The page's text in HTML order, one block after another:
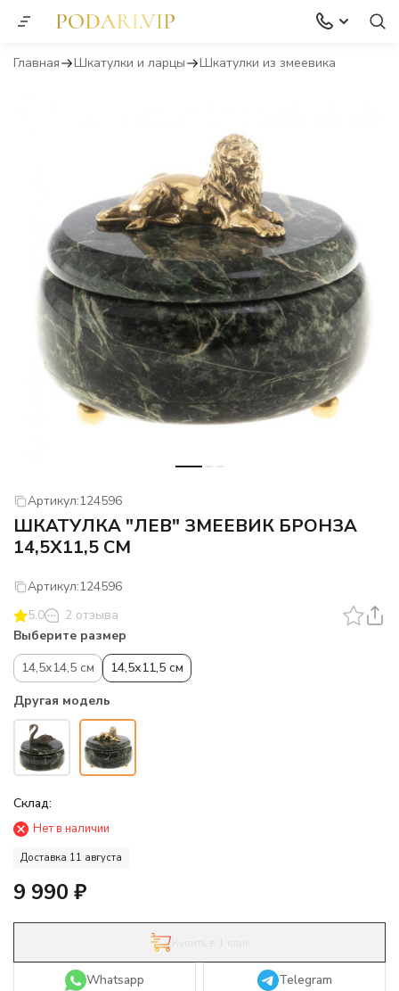
Главная Шкатулки и ларцы Шкатулки из змеевика
Артикул:124596
ШКАТУЛКА "ЛЕВ" ЗМЕЕВИК БРОНЗА
14,5Х11,5 СМ
Артикул:124596
5.0
2 отзыва
Выберите размер
14,5х14,5 см
14,5х11,5 см
Другая модель
Склад:
Нет в наличии
Доставка 11 августа
9 990 ₽
Whatsapp
Telegram